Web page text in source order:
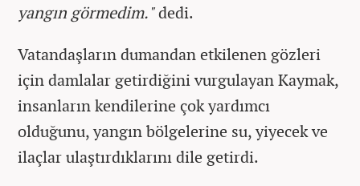
yangın görmedim."dedi.
Vatandaşların dumandan etkilenen gözleri
için damlalar getirdiğini vurgulayan Kaymak,
insanların kendilerine çok yardımcı
olduğunu, yangın bölgelerine su, yiyecek ve
ilaçlar ulaştırdıklarını dile getirdi.